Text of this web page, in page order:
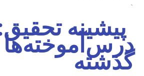
`
پیشینه
درس‌آموخته‌ها
گذشته